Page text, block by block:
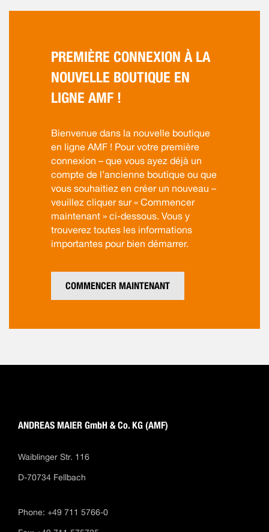
PREMIÈRE CONNEXION À LA
NOUVELLE BOUTIQUE EN
LIGNE AMF !
Bienvenue dans la nouvelle boutique
en ligne AMF ! Pour votre première
connexion – que vous ayez déjà un
compte de l’ancienne boutique ou que
vous souhaitiez en créer un nouveau –
veuillez cliquer sur « Commencer
maintenant » ci-dessous. Vous y
trouverez toutes les informations
importantes pour bien démarrer.
COMMENCER MAINTENANT
ANDREAS MAIER GmbH & Co. KG (AMF)
Waiblinger Str. 116
D-70734 Fellbach
Phone: +49 711 5766-0